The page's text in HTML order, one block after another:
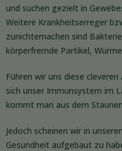
und suchen gezielt in
Weitere Krankheitserreger
zunichtemachen sind
körperfremde Partikel,
Führen wir uns diese
sich unser Immunsystem im
kommt man aus dem
Jedoch scheinen wir in
Gesundheit aufgebaut zu